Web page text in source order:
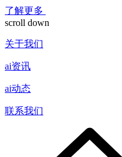
了解更多
scroll down
关于我们
ai资讯
ai动态
联系我们